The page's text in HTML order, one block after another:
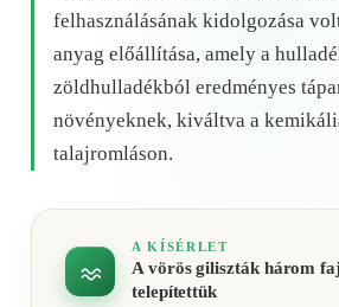
felhasználásának kidolgozása
anyag előállítása, amely a
zöldhulladékból eredményes
növényeknek, kiváltva a
talajromláson.
A KÍSÉRLET
A vörös giliszták három
telepítettük